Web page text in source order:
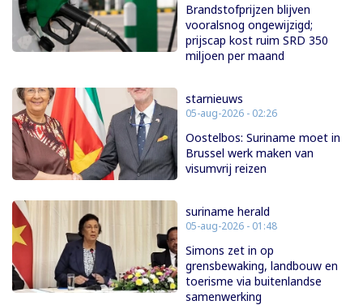
Brandstofprijzen blijven
vooralsnog ongewijzigd;
prijscap kost ruim SRD 350
miljoen per maand
starnieuws
05-aug-2026 - 02:26
Oostelbos: Suriname moet in
Brussel werk maken van
visumvrij reizen
suriname herald
05-aug-2026 - 01:48
Simons zet in op
grensbewaking, landbouw en
toerisme via buitenlandse
samenwerking